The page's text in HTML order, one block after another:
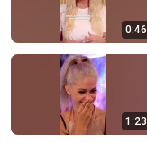
0:46
1:23